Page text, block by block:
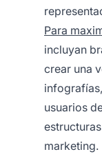
Para
incluyan
crear una
usuarios
marketing.